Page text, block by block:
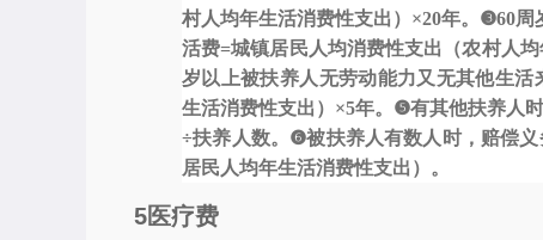
村人均年生活消费性支出）×20年。 ❸60周
活费=城镇居民人均消费性支出（农村人
岁以上被扶养人无劳动能力又无其他生
生活消费性支出）×5年。 ❺有其他扶养人
÷扶养人数。 ❻被扶养人有数人时，赔偿
居民人均年生活消费性支出）。
5医疗费